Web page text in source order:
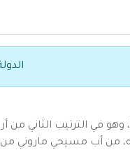
ولد أمين معلوف في بيروت في 25 شباط